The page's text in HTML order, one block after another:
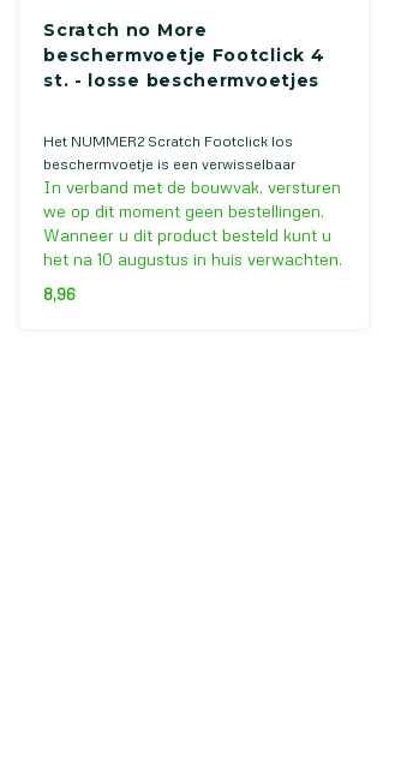
Scratch no More
beschermvoetje Footclick 4
st. - losse beschermvoetjes
Het NUMMER2 Scratch Footclick los
beschermvoetje is een verwisselbaar
beschermvoetje voor de NUMMER2 Scratch
Footclick Small, Medium en Large.
In verband met de bouwvak, versturen
we op dit moment geen bestellingen.
Wanneer u dit product besteld kunt u
het na 10 augustus in huis verwachten.
8,96